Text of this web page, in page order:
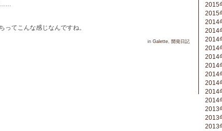
2015
2015
2014
2014
2014
2014
2014
2014
2014
2014
2014
2014
2013
2013
2013
……
てこんな感じなんですね。
in Galette, 開発日記